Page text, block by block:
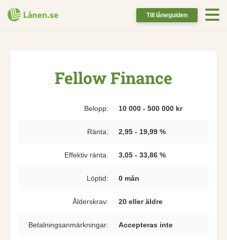
Till låneguiden
Fellow Finance
Belopp: 10 000 - 500 000 kr
Ränta: 2,95 - 19,99 %
Effektiv ränta: 3,05 - 33,86 %
Löptid: 0 mån
Ålderskrav: 20 eller äldre
Betalningsanmärkningar: Accepteras inte